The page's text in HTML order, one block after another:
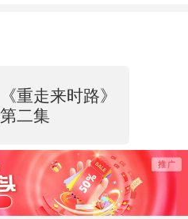
《重走来时路》
第二集